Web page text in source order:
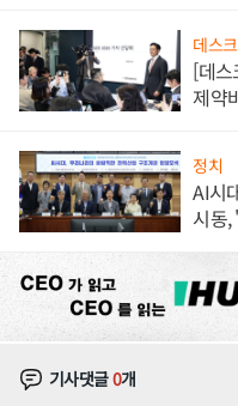
데스
[데스
제약
정치
AI시
시동,
기사댓글0개